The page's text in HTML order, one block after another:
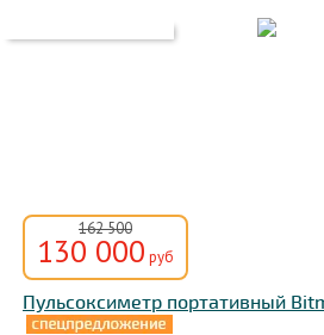
162 500
130 000 руб
Пульсоксиметр портативный